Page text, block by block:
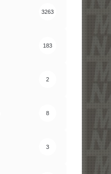
3263
183
2
8
3